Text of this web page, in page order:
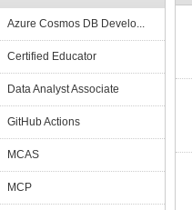
Azure Cosmos DB Develo...
Certified Educator
Data Analyst Associate
GitHub Actions
MCAS
MCP